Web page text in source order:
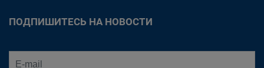
ПОДПИШИТЕСЬ НА НОВОСТИ